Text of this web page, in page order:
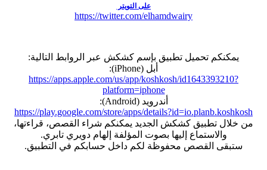
على التويتر
https://twitter.com/elhamdwairy
يمكنكم تحميل تطبيق بإسم كشكش عبر الروابط التالية:
أبل (iPhone):
https://apps.apple.com/us/app/koshkosh/id1643393210?
platform=iphone
أندرويد (Android):
https://play.google.com/store/apps/details?id=io.planb.koshkosh
من خلال تطبيق كشكش الجديد يمكنكم شراء القصص، قراءتها،
والاستماع إليها بصوت المؤلفة إلهام دويري تابري.
ستبقى القصص محفوظة لكم داخل حسابكم في التطبيق.